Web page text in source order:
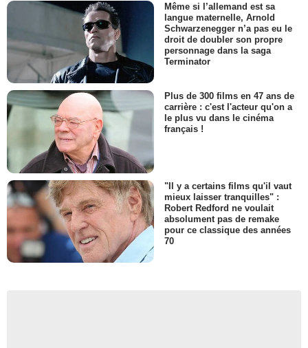
Même si l’allemand est sa
langue maternelle, Arnold
Schwarzenegger n’a pas eu le
droit de doubler son propre
personnage dans la saga
Terminator
Plus de 300 films en 47 ans de
carrière : c'est l'acteur qu'on a
le plus vu dans le cinéma
français !
"Il y a certains films qu'il vaut
mieux laisser tranquilles" :
Robert Redford ne voulait
absolument pas de remake
pour ce classique des années
70